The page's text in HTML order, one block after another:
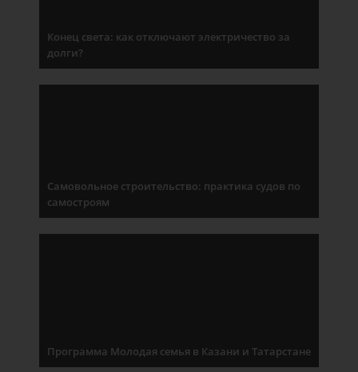
Конец света: как отключают электричество за
долги?
Самовольное строительство: практика судов по
самостроям
Программа Молодая семья в Казани и Татарстане